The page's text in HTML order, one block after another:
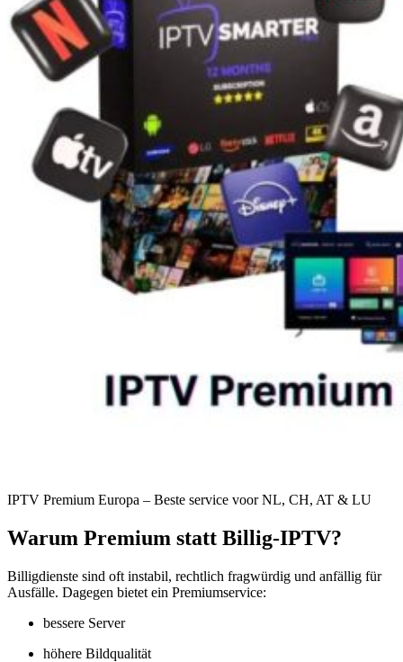
IPTV Premium Europa – Beste service voor NL, CH, AT & LU
Warum Premium statt Billig-IPTV?
Billigdienste sind oft instabil, rechtlich fragwürdig und anfällig für
Ausfälle. Dagegen bietet ein Premiumservice:
bessere Server
höhere Bildqualität